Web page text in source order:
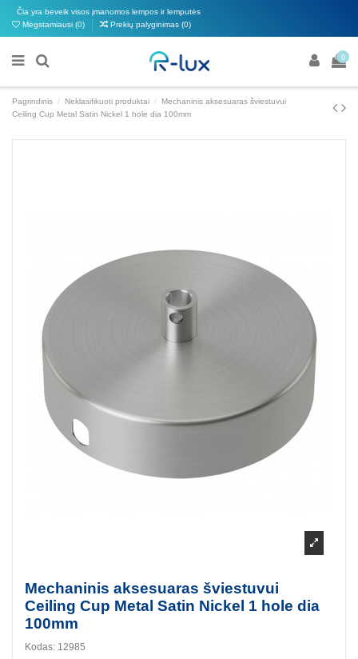
Čia yra beveik visos įmanomos lempos ir lemputės
Mėgstamiausi (0) Prekių palyginimas (0)
0
Pagrindinis Neklasifikuoti produktai
Mechaninis aksesuaras šviestuvui
Ceiling Cup Metal Satin Nickel 1 hole dia 100mm
Mechaninis aksesuaras šviestuvui
Ceiling Cup Metal Satin Nickel 1 hole dia
100mm
Kodas: 12985